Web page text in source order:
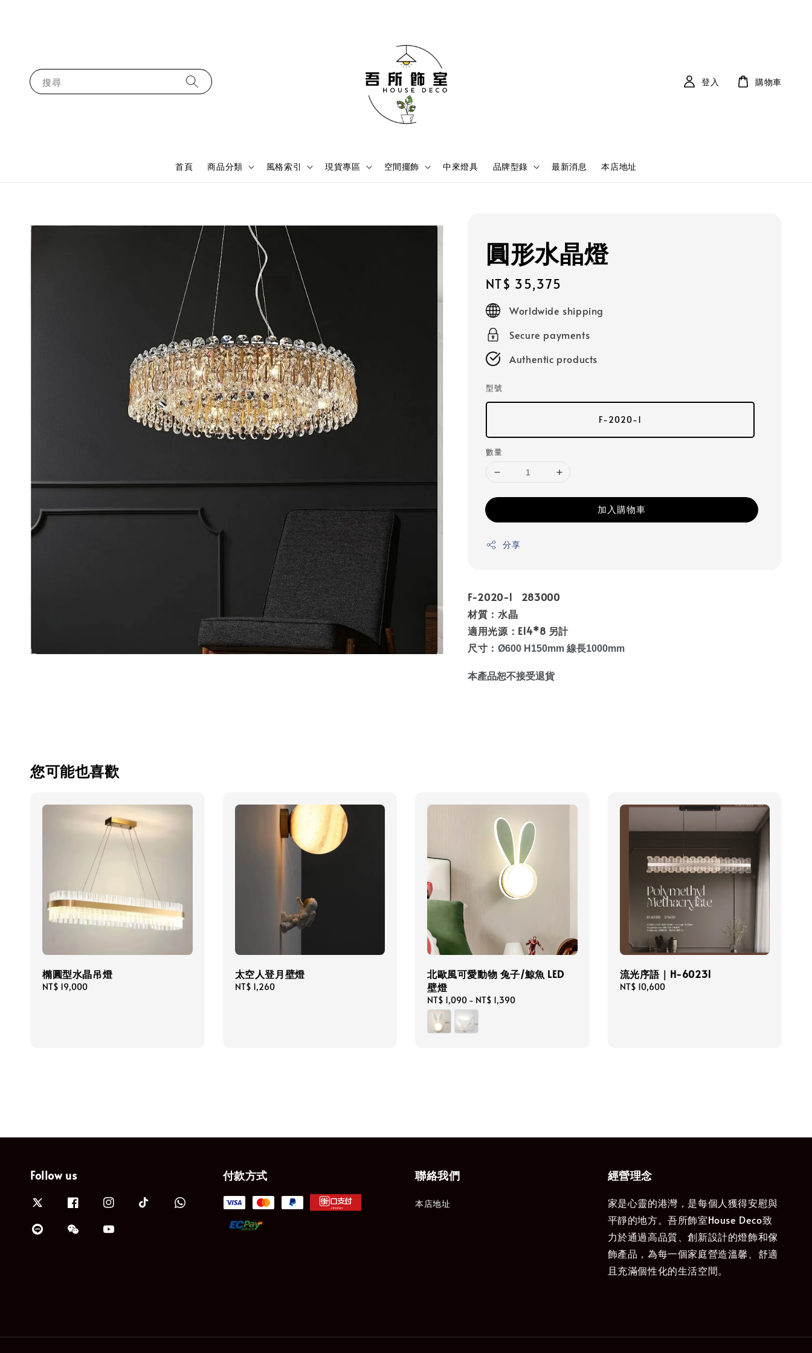
搜尋
首頁 商品分類 風格索引 現貨專區 空間擺飾 中來燈具 品牌型錄 最新消息 本店地址
登入 購物車
圓形水晶燈
Regular
price
NT$ 35,375
Worldwide shipping
Secure payments
Authentic products
型號
F-2020-1
數量
加入購物車
分享
F-2020-1 283000
材質：水晶
適用光源：E14*8 另計
尺寸： Ø600 H150mm 線長1000mm
本產品恕不接受退貨
您可能也喜歡
橢圓型水晶吊燈
Regular
NT$ 19,000
太空人登月壁燈
Regular
NT$ 1,260
北歐風可愛動物 兔子/鯨魚 LED
壁燈
Regular
price
NT$ 1,090 - NT$ 1,390
流光序語｜H-60231
Regular
NT$ 10,600
Follow us 付款方式 聯絡我們
本店地址
經營理念
家是心靈的港灣，是每個人獲得安慰與
平靜的地方。吾所飾室House Deco致
力於通過高品質、創新設計的燈飾和傢
飾產品，為每一個家庭營造溫馨、舒適
且充滿個性化的生活空間。